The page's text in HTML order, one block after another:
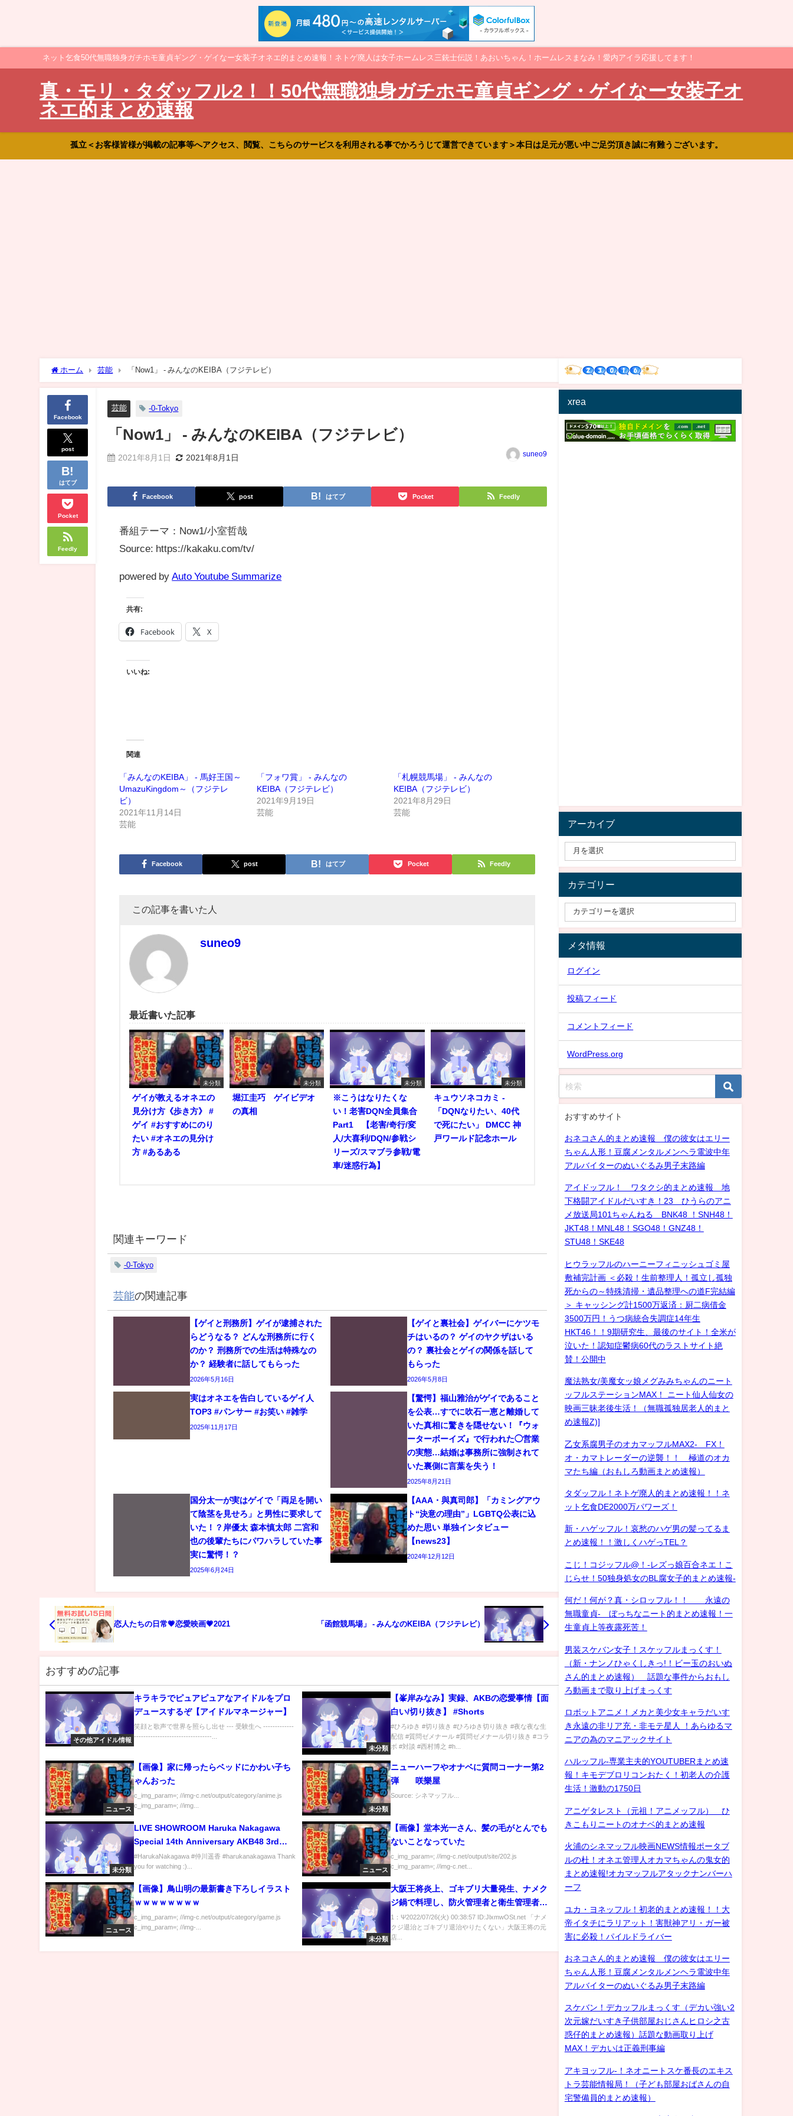
ネット乞食50代無職独身ガチホモ童貞ギング・ゲイなー女装子オネエ的まとめ速報！ネトゲ廃人は女子ホームレス三銃士伝説！あおいちゃん！ホームレスまなみ！愛内アイラ応援してます！
真・モリ・タダッフル2！！50代無職独身ガチホモ童貞ギング・ゲイなー女装子オ
ネエ的まとめ速報
孤立＜お客様皆様が掲載の記事等へアクセス、閲覧、こちらのサービスを利用される事でかろうじて運営できています＞本日は足元が悪い中ご足労頂き誠に有難うございます。
ホーム 芸能 「Now1」 - みんなのKEIBA（フジテレビ）
Facebook
post
はてブ
Pocket
Feedly
芸能 -0-Tokyo
「Now1」 - みんなのKEIBA（フジテレビ）
2021年8月1日 2021年8月1日 suneo9
Facebook post はてブ Pocket Feedly
番組テーマ：Now1/小室哲哉
Source: https://kakaku.com/tv/
powered by Auto Youtube Summarize
共有:
Facebook X
いいね:
関連
「みんなのKEIBA」 - 馬好王国～
UmazuKingdom～（フジテレ
ビ）
2021年11月14日
芸能
「フォワ賞」 - みんなの
KEIBA（フジテレビ）
2021年9月19日
芸能
「札幌競馬場」 - みんなの
KEIBA（フジテレビ）
2021年8月29日
芸能
Facebook post はてブ Pocket Feedly
この記事を書いた人
suneo9
最近書いた記事
未分類
ゲイが教えるオネエの
見分け方《歩き方》 #
ゲイ #おすすめにのり
たい #オネエの見分け
方 #あるある
未分類
堀江圭巧 ゲイビデオ
の真相
未分類
※こうはなりたくな
い！老害DQN全員集合
Part1 【老害/奇行/変
人/大喜利/DQN/参戦シ
リーズ/スマブラ参戦/電
車/迷惑行為】
未分類
キュウソネコカミ -
「DQNなりたい、40代
で死にたい」 DMCC 神
戸ワールド記念ホール
関連キーワード
-0-Tokyo
芸能の関連記事
【ゲイと刑務所】ゲイが逮捕された
らどうなる？ どんな刑務所に行く
のか？ 刑務所での生活は特殊なの
か？ 経験者に話してもらった
2026年5月16日
【ゲイと裏社会】ゲイバーにケツモ
チはいるの？ ゲイのヤクザはいる
の？ 裏社会とゲイの関係を話して
もらった
2026年5月8日
実はオネエを告白しているゲイ人
TOP3 #パンサー #お笑い #雑学
2025年11月17日
【驚愕】福山雅治がゲイであること
を公表…すでに吹石一恵と離婚して
いた真相に驚きを隠せない！『ウォ
ーターボーイズ』で行われた◯営業
の実態…結婚は事務所に強制されて
いた裏側に言葉を失う！
2025年8月21日
国分太一が実はゲイで「両足を開い
て陰茎を見せろ」と男性に要求して
いた！？岸優太 森本慎太郎 二宮和
也の後輩たちにパワハラしていた事
実に驚愕！？
2025年6月24日
【AAA・與真司郎】「カミングアウ
ト“決意の理由”」LGBTQ公表に込
めた思い 単独インタビュー
【news23】
2024年12月12日
恋人たちの日常💗恋愛映画💗2021 「函館競馬場」 - みんなのKEIBA（フジテレビ）
おすすめの記事
その他アイドル情報
キラキラでピュアピュアなアイドルをプロ
デュースするぞ【アイドルマネージャー】
笑顔と歌声で世界を照らし出せ --- 受験生へ -------------
---------------------------------...
未分類
【峯岸みなみ】実録、AKBの恋愛事情【面
白い/切り抜き】 #Shorts
#ひろゆき #切り抜き #ひろゆき切り抜き #夜な夜な生
配信 #質問ゼメナール #質問ゼメナール切り抜き #コラ
ボ #対談 #西村博之 #h...
ニュース
【画像】家に帰ったらベッドにかわい子ち
ゃんおった
c_img_param=; //img-c.net/output/category/anime.js
c_img_param=; //img...
未分類
ニューハーフやオナベに質問コーナー第2
弾 咲樂屋
Source: シネマッフル...
未分類
LIVE SHOWROOM Haruka Nakagawa
Special 14th Anniversary AKB48 3rd
Generation ( 8 April 2021 )
#HarukaNakagawa #仲川遥香 #harukanakagawa Thank
you for watching :)...
ニュース
【画像】堂本光一さん、髪の毛がとんでも
ないことなっていた
c_img_param=; //img-c.net/output/site/202.js
c_img_param=; //img-c.net...
ニュース
【画像】鳥山明の最新書き下ろしイラスト
ｗｗｗｗｗｗｗｗ
c_img_param=; //img-c.net/output/category/game.js
c_img_param=; //img-...
未分類
大阪王将炎上、ゴキブリ大量発生、ナメク
ジ鍋で料理し、防火管理者と衛生管理者は
架空の人だった
1：Ψ2022/07/26(火) 00:38:57 ID:JlxmwOSt.net 「ナメ
クジ退治とゴキブリ退治やりたくない」大阪王将の元
店...
xrea
アーカイブ
カテゴリー
メタ情報
ログイン
投稿フィード
コメントフィード
WordPress.org
おすすめサイト
おネコさん的まとめ速報 僕の彼女はエリー
ちゃん人形！豆腐メンタルメンヘラ電波中年
アルバイターのぬいぐるみ男子末路編
アイドッフル！ ワタクシ的まとめ速報 地
下格闘アイドルだいすき！23 ひうらのアニ
メ放送局101ちゃんねる BNK48 ！SNH48！
JKT48！MNL48！SGO48！GNZ48！
STU48！SKE48
ヒウラッフルのハーニーフィニッシュゴミ屋
敷補完計画 ＜必殺！生前整理人！孤立し孤独
死からの～特殊清掃・遺品整理への道F完結編
＞ キャッシング計1500万返済：厨二病借金
3500万円！うつ病統合失調症14年生
HKT46！！9期研究生、最後のサイト！全米が
泣いた！認知症鬱病60代のラストサイト絶
賛！公開中
魔法熟女/美魔女ッ娘メグみみちゃんのニート
ッフルステーションMAX！ ニート仙人仙女の
映画三昧老後生活！（無職孤独居老人的まと
め速報Z)]
乙女系腐男子のオカマッフルMAX2- FX！
オ・カマトレーダーの逆襲！！ 極道のオカ
マたち編（おもしろ動画まとめ速報）
タダッフル！ネトゲ廃人的まとめ速報！！ネ
ット乞食DE2000万パワーズ！
新・ハゲッフル！哀愁のハゲ男の髪ってるま
とめ速報！！激しくハゲっTEL？
こじ！コジッフル@！-レズっ娘百合ネエ！こ
じらせ！50独身処女のBL腐女子的まとめ速報-
何だ！何が？真・シロッフル！！ 永遠の
無職童貞- ぼっちなニート的まとめ速報！一
生童貞上等夜露死苦！
男装スケバン女子！スケッフルまっくす！
（新・ナンノひゃくしきっ!！ビー玉のおいぬ
さん的まとめ速報） 話題な事件からおもし
ろ動画まで取り上げまっくす
ロボットアニメ！メカと美少女キャラだいす
き永遠の非リア充・非モテ星人 ！あらゆるマ
ニアの為のマニアックサイト
ハルッフル-専業主夫的YOUTUBERまとめ速
報！キモデブロリコンおたく！初老人の介護
生活！激動の1750日
アニゲタレスト（元祖！アニメッフル） ひ
きこもりニートのオナベ的まとめ速報
火浦のシネマッフル映画NEWS情報ポータブ
ルの杜！オネエ管理人オカマちゃんの鬼女的
まとめ速報!オカマッフルアタックナンバーハ
ーフ
ユカ・ヨネッフル！初老的まとめ速報！！大
帝イタチにラリアット！害獣神アリ・ガー被
害に必殺！パイルドライバー
おネコさん的まとめ速報 僕の彼女はエリー
ちゃん人形！豆腐メンタルメンヘラ電波中年
アルバイターのぬいぐるみ男子末路編
スケバン！デカッフルまっくす（デカい強い2
次元嫁だいすき子供部屋おじさんヒロシ之古
惑仔的まとめ速報）話題な動画取り上げ
MAX！デカいは正義刑事編
アキヨッフル-！ネオニートスケ番長のエキス
トラ芸能情報局！（子ども部屋おばさんの自
宅警備員的まとめ速報）